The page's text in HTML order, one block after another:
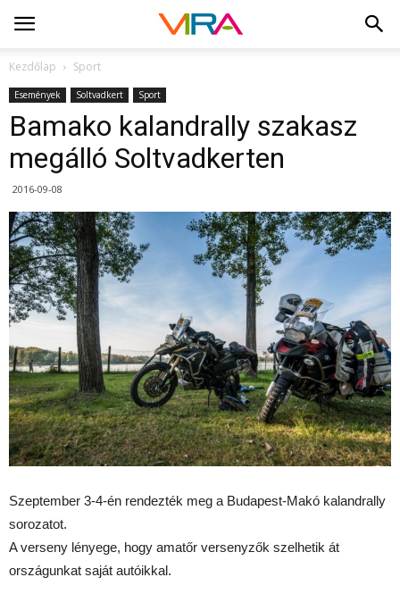
Kezdőlap Sport
Események Soltvadkert Sport
Bamako kalandrally szakasz
megálló Soltvadkerten
2016-09-08
Szeptember 3-4-én rendezték meg a Budapest-Makó kalandrally
sorozatot.
A verseny lényege, hogy amatőr versenyzők szelhetik át
országunkat saját autóikkal.